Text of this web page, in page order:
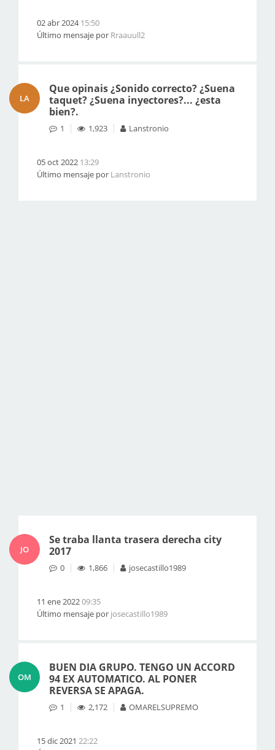
02 abr 202415:50
Último mensaje por Rraauull2
LA
Que opinais ¿Sonido correcto? ¿Suena
taquet? ¿Suena inyectores?... ¿esta
bien?.
1 1,923 Lanstronio
05 oct 2022 13:29
Último mensaje por Lanstronio
JO
Se traba llanta trasera derecha city
2017
0 1,866 josecastillo1989
11 ene 202209:35
Último mensaje por josecastillo1989
OM
BUEN DIA GRUPO. TENGO UN ACCORD
94 EX AUTOMATICO. AL PONER
REVERSA SE APAGA.
1 2,172 OMARELSUPREMO
15 dic 2021 22:22